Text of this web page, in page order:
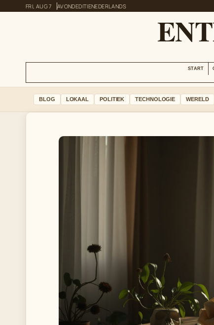
FRI, AUG 7 AVONDEDITIENEDERLANDS
START
BLOG LOKAAL POLITIEK TECHNOLOGIE WERELD